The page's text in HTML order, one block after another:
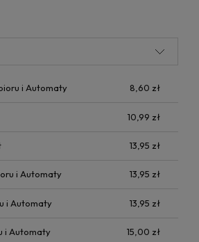
i Automaty 8,60 zł
10,99 zł
13,95 zł
i Automaty 13,95 zł
i Automaty 13,95 zł
i Automaty 15,00 zł